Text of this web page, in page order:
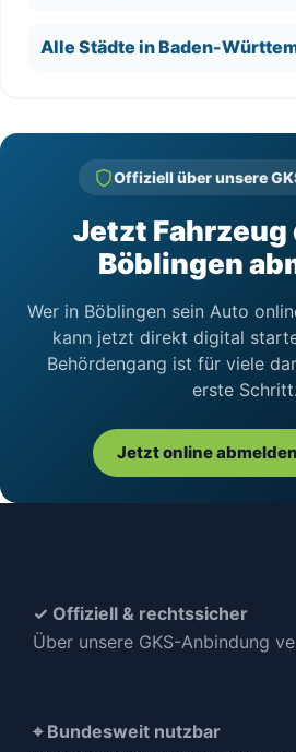
Alle Städte in Baden-
Offiziell über unsere
Jetzt
Böblingen
Wer in Böblingen sein Auto
kann jetzt direkt digital
Behördengang ist für viele
erste Schritt.
Jetzt online
✓ Offiziell & rechtssicher
Über unsere GKS-Anbindung
⌖ Bundesweit nutzbar